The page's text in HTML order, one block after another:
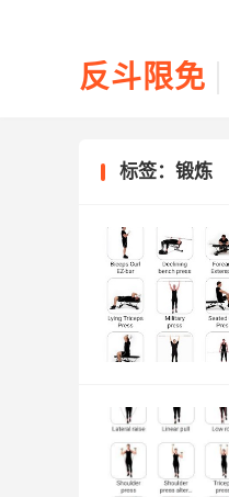
反斗限免
标签：锻炼